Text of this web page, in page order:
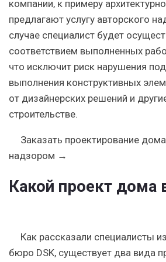
компании, к примеру
предлагают услугу авторского
случае специалист будет
соответствием выполненных
что исключит риск нарушения
выполнения конструктивных
от дизайнерских решений и
строительстве.
Заказать проектирование
надзором →
Какой проект дома
Как рассказали специалисты
бюро DSK, существует два вида